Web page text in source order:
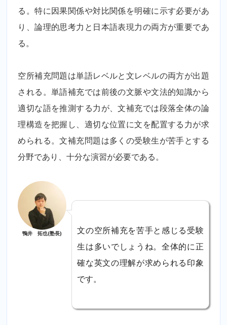
る。特に因果関係や対比関係を明確に示す必要があ
り、論理的思考力と日本語表現力の両方が重要であ
る。
空所補充問題は単語レベルと文レベルの両方が出題
される。単語補充では前後の文脈や文法的知識から
適切な語を推測する力が、文補充では段落全体の論
理構造を把握し、適切な位置に文を配置する力が求
められる。文補充問題は多くの受験生が苦手とする
分野であり、十分な演習が必要である。
鴨井 拓也(塾長)
文の空所補充を苦手と感じる受験
生は多いでしょうね。全体的に正
確な英文の理解が求められる印象
です。